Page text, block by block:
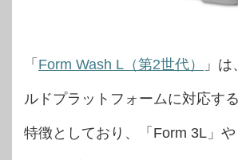
「 Form Wash L（第2世代） 」
ルドプラットフォームに対応す
特徴としており、「Form 3L」や